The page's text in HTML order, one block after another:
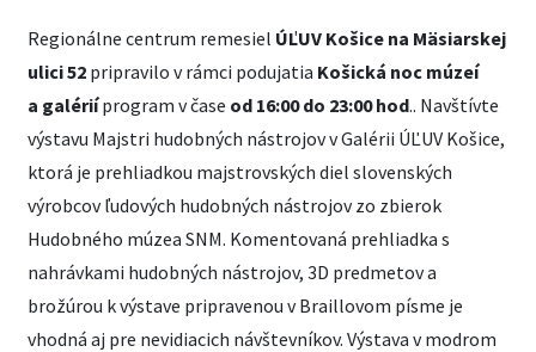
Regionálne centrum remesiel ÚĽUV Košice na Mäsiarskej
ulici 52 pripravilo v rámci podujatia Košická noc múzeí
a galériíprogram v čase od 16:00 do 23:00 hod.. Navštívte
výstavu Majstri hudobných nástrojov v Galérii ÚĽUV Košice,
ktorá je prehliadkou majstrovských diel slovenských
výrobcov ľudových hudobných nástrojov zo zbierok
Hudobného múzea SNM. Komentovaná prehliadka s
nahrávkami hudobných nástrojov, 3D predmetov a
brožúrou k výstave pripravenou v Braillovom písme je
vhodná aj pre nevidiacich návštevníkov. Výstava v modrom